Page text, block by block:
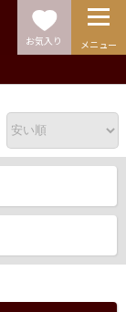
お気入り メニュー